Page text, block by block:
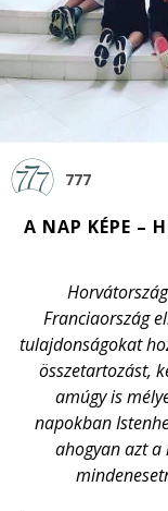
777
A NAP KÉPE –
Franciaország
tulajdonságokat
összetartozást,
amúgy is
napokban
ahogyan azt